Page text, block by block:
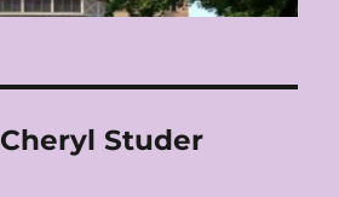
Cheryl Studer